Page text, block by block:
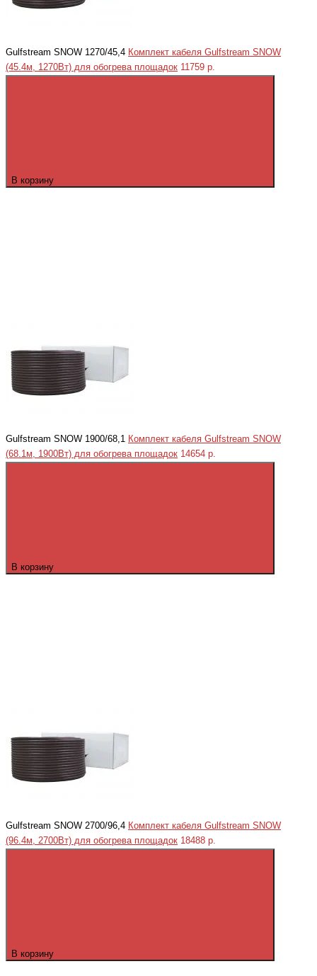
Gulfstream SNOW 1270/45,4 Комплект кабеля Gulfstream SNOW
(45.4м, 1270Вт) для обогрева площадок 11759 р.
В корзину
Gulfstream SNOW 1900/68,1 Комплект кабеля Gulfstream SNOW
(68.1м, 1900Вт) для обогрева площадок 14654 р.
В корзину
Gulfstream SNOW 2700/96,4 Комплект кабеля Gulfstream SNOW
(96.4м, 2700Вт) для обогрева площадок 18488 р.
В корзину